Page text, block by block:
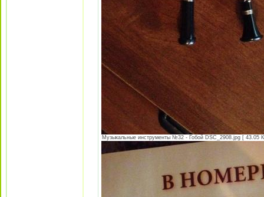
Музыкальные инструменты №32 - Гобой DSC_2908.jpg [ 43.05